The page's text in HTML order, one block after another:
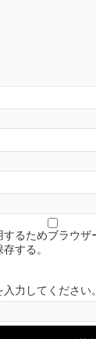
るためブラウ
する。
力してください。